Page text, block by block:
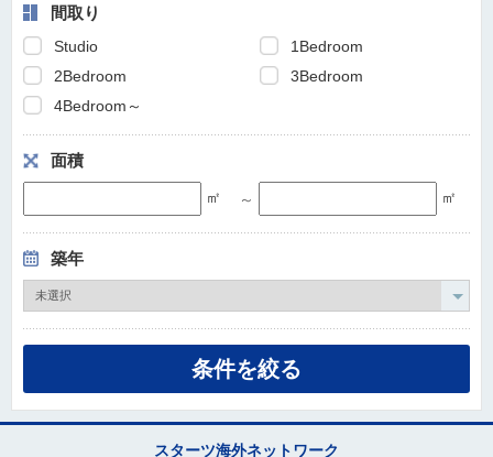
間取り
Studio
1Bedroom
2Bedroom
3Bedroom
4Bedroom～
面積
㎡ ～ ㎡
築年
スターツ海外ネットワーク